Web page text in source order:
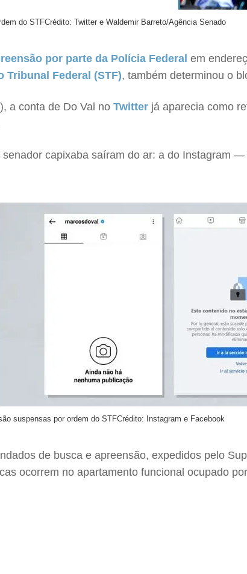
do STFCrédito: Twitter e Waldemir Barreto/Agência Senado
por parte da Polícia Federal em
Tribunal Federal (STF), também determinou o
a conta de Do Val no Twitter já aparecia como
capixaba saíram do ar: a do Instagram
suspensas por ordem do STFCrédito: Instagram e Facebook
de busca e apreensão, expedidos pelo
ocorrem no apartamento funcional ocupado